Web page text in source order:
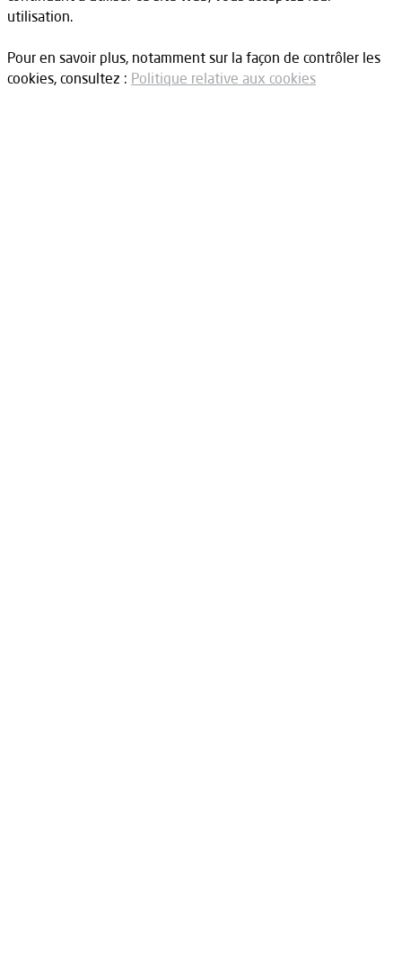
utilisation.
Pour en savoir plus, notamment sur la façon de contrôler les
cookies, consultez : Politique relative aux cookies